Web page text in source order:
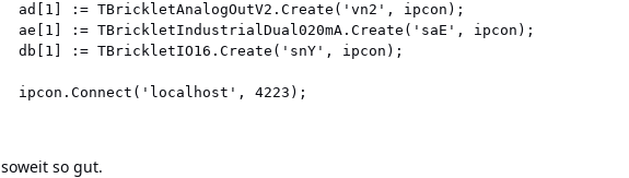
ad[1] := TBrickletAnalogOutV2.Create('vn2', ipcon);
ae[1] := TBrickletIndustrialDual020mA.Create('saE', ipcon);
db[1] := TBrickletIO16.Create('snY', ipcon);
soweit so gut.